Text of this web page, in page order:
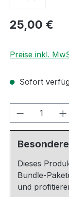
Regulärer Preis:
25,00 €
Preise inkl.
Sofort
Produkt
Dieses
Bundle-
und